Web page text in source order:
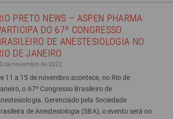
PRETO NEWS – ASPEN PHARMA
DO 67º CONGRESSO
DE ANESTESIOLOGIA NO
DE JANEIRO
de novembro de 2022
11 a 15 de novembro acontece, no Rio de
o 67º Congresso Brasileiro de
Gerenciado pela Sociedade
de Anestesiologia (SBA), o evento será no